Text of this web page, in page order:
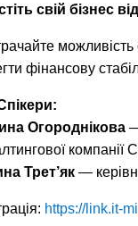
свій бізнес
фінансову
Огороднікова
компанії
Трет’як —
https://link.it-